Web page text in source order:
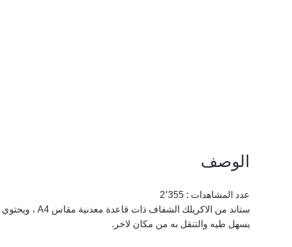
الوصف
عدد المشاهدات : 2٬355
يسهل طيه والتنقل به من مكان لاخر.